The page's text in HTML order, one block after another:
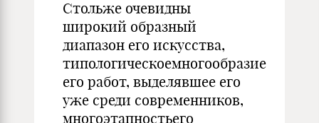
Стольже очевидны
широкий образный
диапазон его искусства,
типологическоемногообразие
его работ, выделявшее его
уже среди современников,
многоэтапностьего